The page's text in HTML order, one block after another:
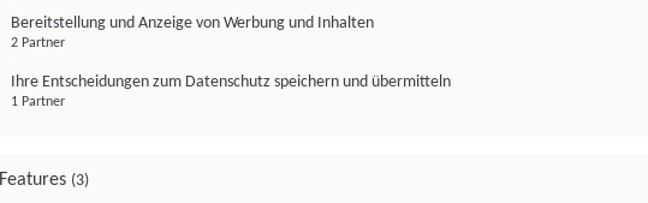
Bereitstellung und Anzeige von Werbung und Inhalten
2 Partner
Ihre Entscheidungen zum Datenschutz speichern und übermitteln
1 Partner
Features (3)